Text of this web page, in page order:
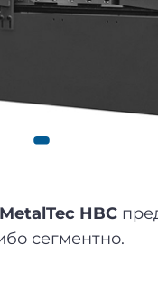
MetalTec HBС
сегментно.